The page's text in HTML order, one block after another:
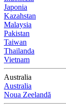
Japonia
Kazahstan
Malaysia
Pakistan
Taiwan
Thailanda
Vietnam
Australia
Australia
Noua Zeelandă